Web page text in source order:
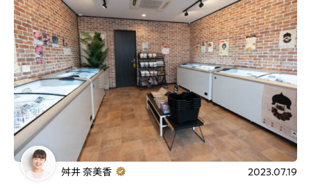
舛井 奈美香 2023.07.19